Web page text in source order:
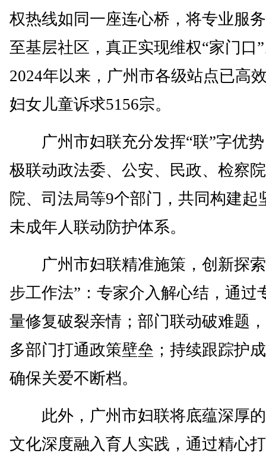
权热线如同一座连心桥，将专业服
至基层社区，真正实现维权“家门口
2024年以来，广州市各级站点已高
妇女儿童诉求5156宗。
广州市妇联充分发挥“联”字优势
极联动政法委、公安、民政、检察
院、司法局等9个部门，共同构建起
未成年人联动防护体系。
广州市妇联精准施策，创新探索
步工作法”：专家介入解心结，通过
量修复破裂亲情；部门联动破难题
多部门打通政策壁垒；持续跟踪护
确保关爱不断档。
此外，广州市妇联将底蕴深厚
文化深度融入育人实践，通过精心